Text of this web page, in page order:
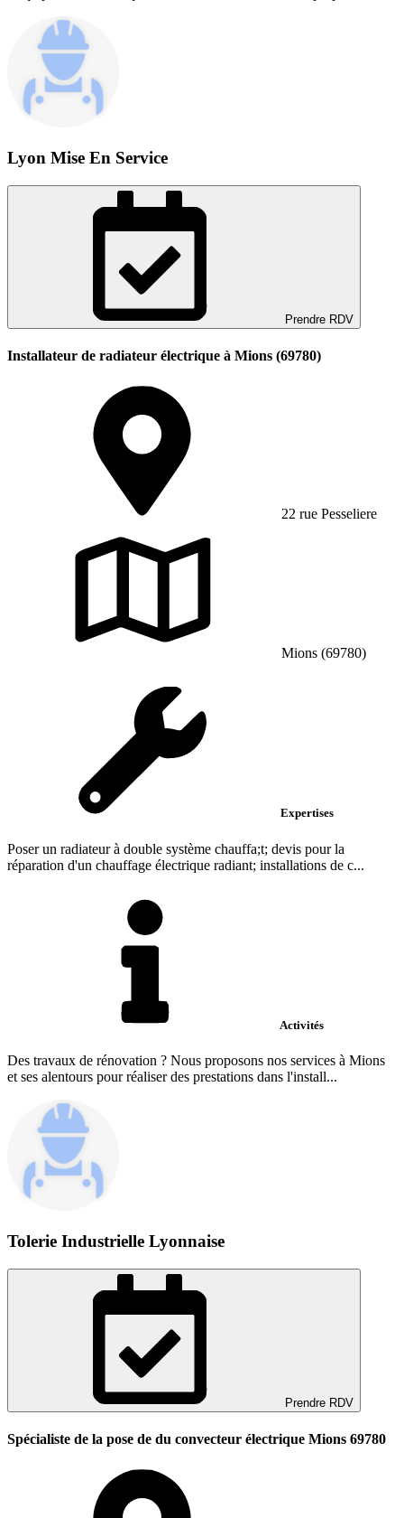
Lyon Mise En Service
Prendre RDV
Installateur de radiateur électrique à Mions (69780)
22 rue Pesseliere
Mions (69780)
Expertises
Poser un radiateur à double système chauffa;t; devis pour la
réparation d'un chauffage électrique radiant; installations de c...
Activités
Des travaux de rénovation ? Nous proposons nos services à Mions
et ses alentours pour réaliser des prestations dans l'install...
Tolerie Industrielle Lyonnaise
Prendre RDV
Spécialiste de la pose de du convecteur électrique Mions 69780